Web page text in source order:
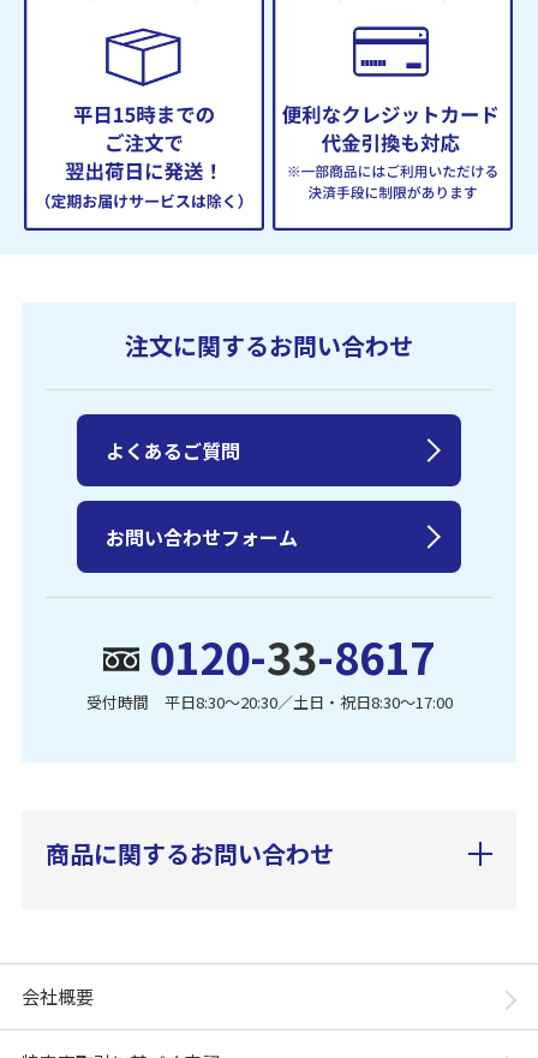
注文に関するお問い合わせ
0120-33-8617
受付時間 平日8:30〜20:30／土日・祝日8:30〜17:00
よくあるご質問
お問い合わせフォーム
商品に関するお問い合わせ
会社概要